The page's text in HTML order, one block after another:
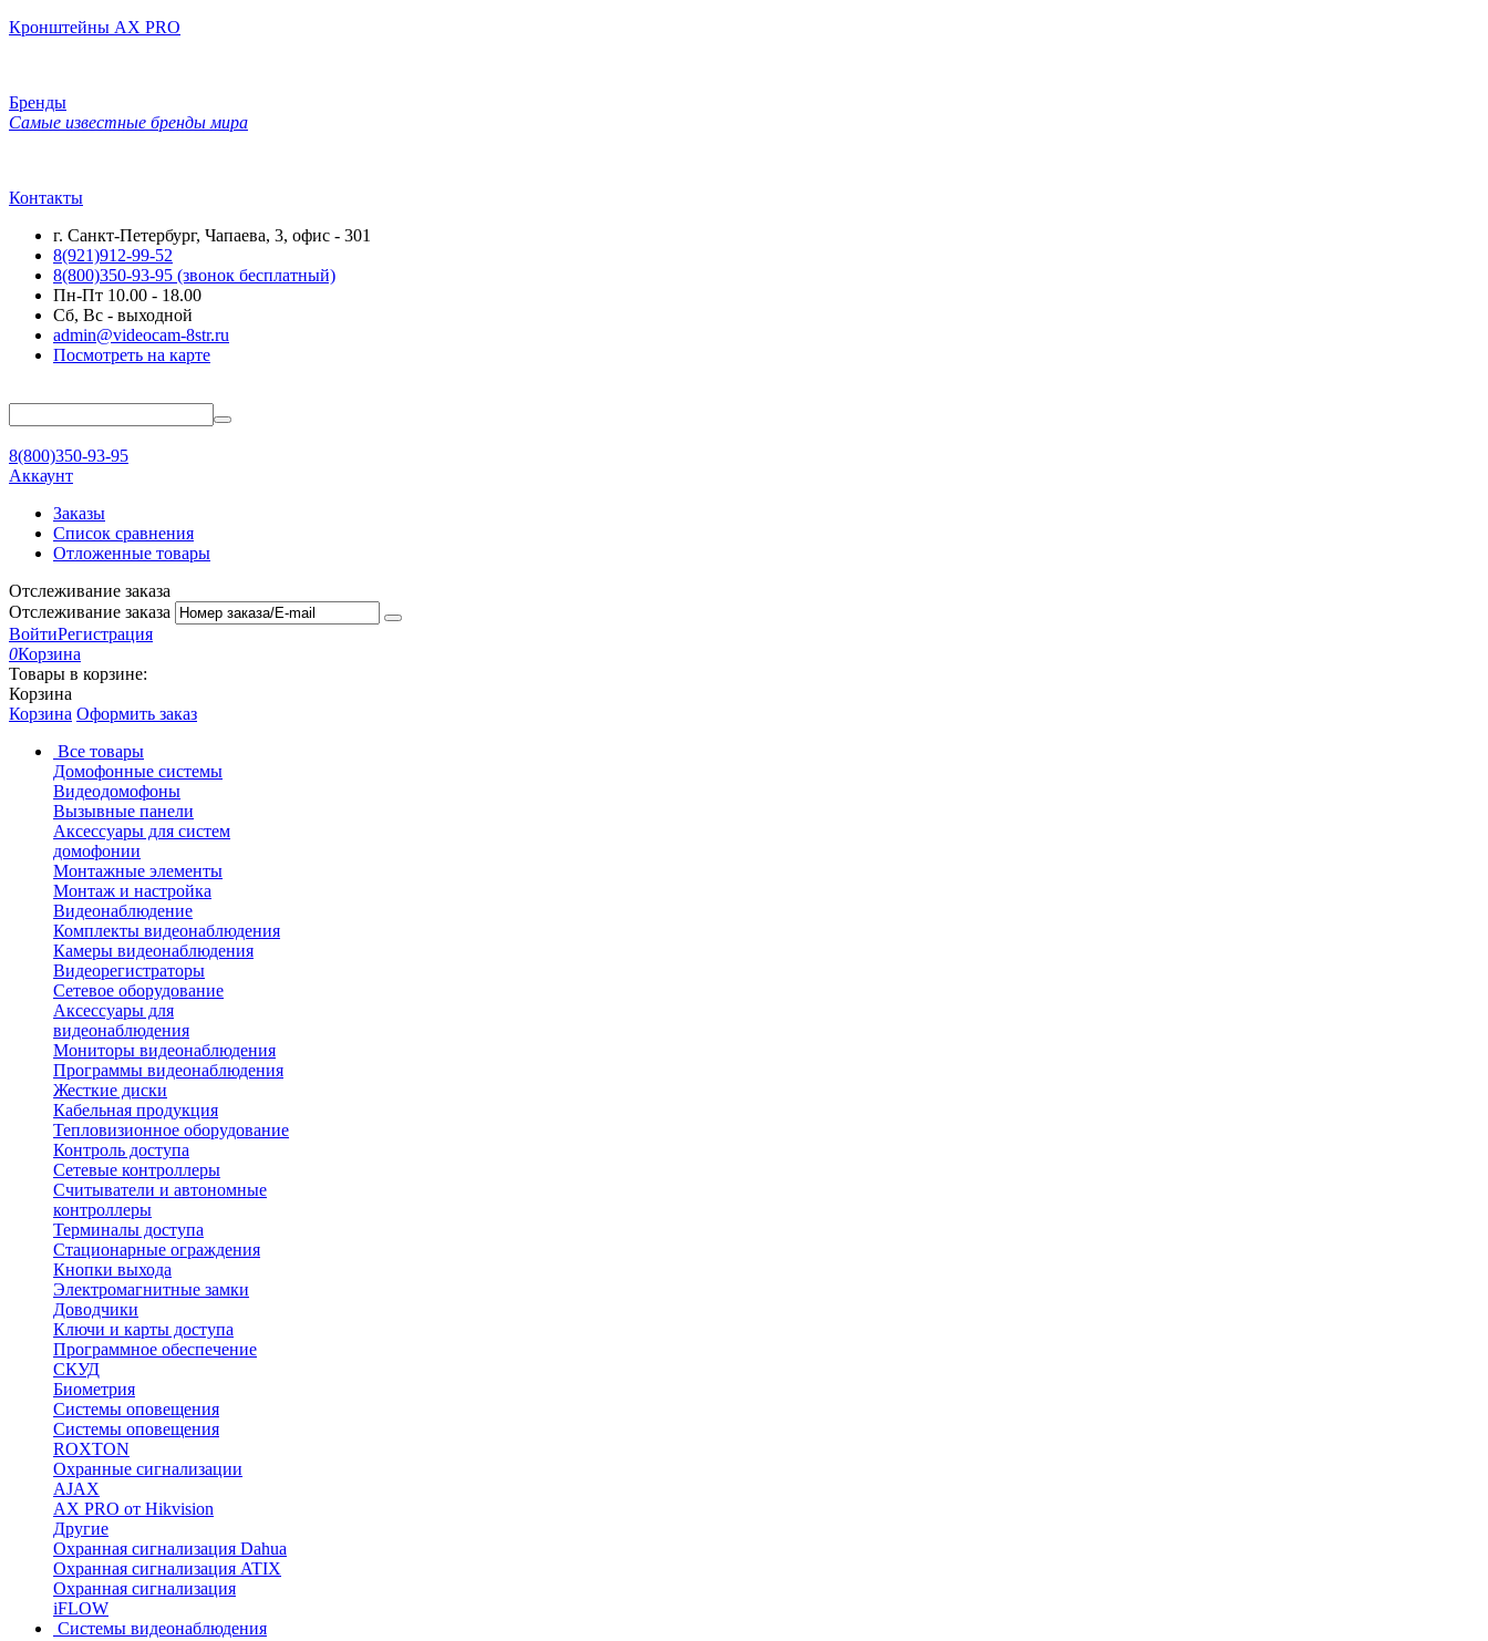
Кронштейны AX PRO
Бренды
Самые известные бренды мира
Контакты
г. Санкт-Петербург, Чапаева, 3, офис - 301
8(921)912-99-52
8(800)350-93-95 (звонок бесплатный)
Пн-Пт 10.00 - 18.00
Сб, Вс - выходной
admin@videocam-8str.ru
Посмотреть на карте
8(800)350-93-95
Аккаунт
Заказы
Список сравнения
Отложенные товары
Отслеживание заказа
Отслеживание заказа
ВойтиРегистрация
0Корзина
Товары в корзине:
Корзина
Корзина Оформить заказ
Все товары
Домофонные системы
Видеодомофоны
Вызывные панели
Аксессуары для систем
домофонии
Монтажные элементы
Монтаж и настройка
Видеонаблюдение
Комплекты видеонаблюдения
Камеры видеонаблюдения
Видеорегистраторы
Сетевое оборудование
Аксессуары для
видеонаблюдения
Мониторы видеонаблюдения
Программы видеонаблюдения
Жесткие диски
Кабельная продукция
Тепловизионное оборудование
Контроль доступа
Сетевые контроллеры
Считыватели и автономные
контроллеры
Терминалы доступа
Стационарные ограждения
Кнопки выхода
Электромагнитные замки
Доводчики
Ключи и карты доступа
Программное обеспечение
СКУД
Биометрия
Системы оповещения
Системы оповещения
ROXTON
Охранные сигнализации
AJAX
AX PRO от Hikvision
Другие
Охранная сигнализация Dahua
Охранная сигнализация ATIX
Охранная сигнализация
iFLOW
Системы видеонаблюдения